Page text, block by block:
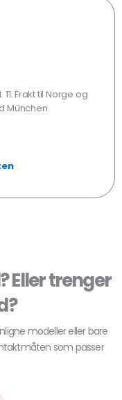
Frakt til Norge og
München
Eller trenger
modeller eller bare
som passer